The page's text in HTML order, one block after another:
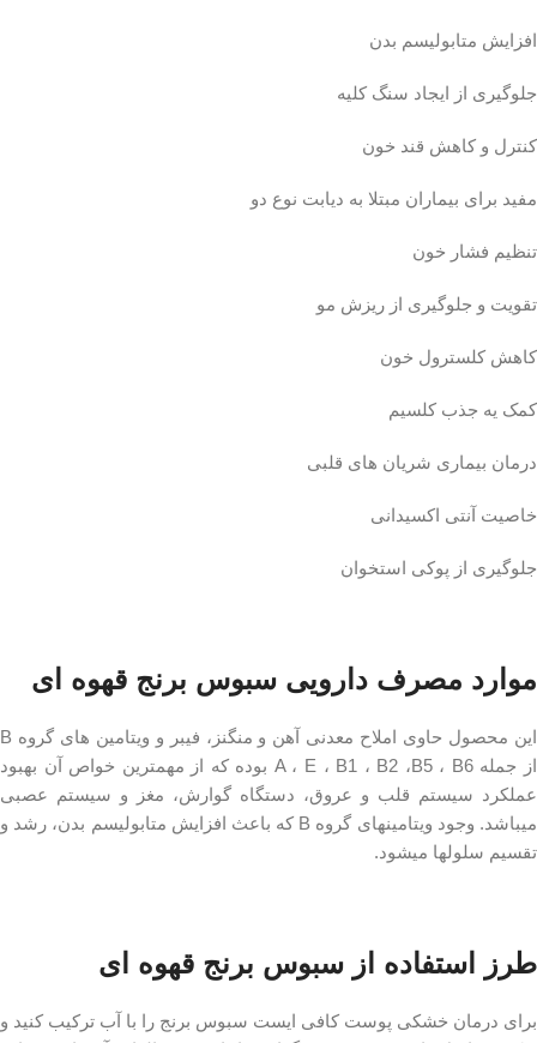
افزایش متابولیسم بدن
جلوگیری از ایجاد سنگ کلیه
کنترل و کاهش قند خون
مفید برای بیماران مبتلا به دیابت نوع دو
تنظیم فشار خون
تقویت و جلوگیری از ریزش مو
کاهش کلسترول خون
کمک یه جذب کلسیم
درمان بیماری شریان های قلبی
خاصیت آنتی اکسیدانی
جلوگیری از پوکی استخوان
موارد مصرف دارویی سبوس برنج قهوه ای
این محصول حاوی املاح معدنی آهن و منگنز، فیبر و ویتامین های گروه B
از جمله A ، E ، B1 ، B2 ،B5 ، B6 بوده که از مهمترین خواص آن بهبود
عملکرد سیستم قلب و عروق، دستگاه گوارش، مغز و سیستم عصبی
میباشد. وجود ویتامینهای گروه B که باعث افزایش متابولیسم بدن، رشد و
تقسیم سلولها میشود.
طرز استفاده از سبوس برنج قهوه ای
برای درمان خشکی پوست کافی ایست سبوس برنج را با آب ترکیب کنید و